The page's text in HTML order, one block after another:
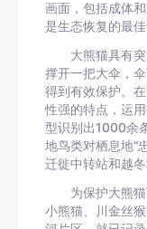
画面，包括成体
是生态恢复的最佳
大熊猫具有突
撑开一把大伞，
得到有效保护。
性强的特点，运
型识别出1000余
地鸟类对栖息地“
迁徙中转站和越冬
为保护大熊猫
小熊猫、川金丝